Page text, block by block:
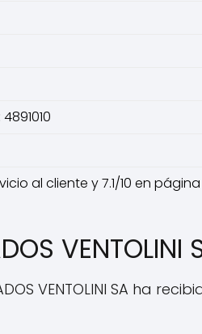
al cliente y 7.1/10 en
VENTOLINI
VENTOLINI SA ha